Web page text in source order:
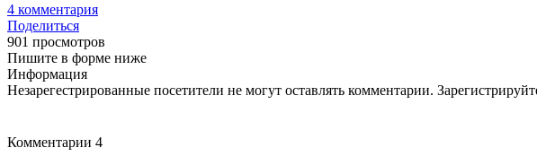
4 комментария
Поделиться
901 просмотров
Пишите в форме ниже
Информация
Незарегестрированные посетители не могут оставлять комментарии.
Комментарии 4